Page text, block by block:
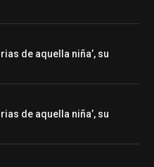
de aquella niña’, su
de aquella niña’, su